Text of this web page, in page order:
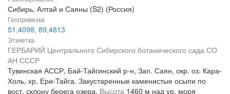
Сибирь, Алтай и Саяны (S2) (Россия)
Геопривязка
51,4098, 89,4813
Этикетка
ГЕРБАРИЙ Центрального Сибирского ботанического сада СО
АН СССР
Тувинская АССР, Бай-Тайгинский р-н, Зап. Саян, окр. оз. Кара-
Холь, хр. Ери-Тайга. Закустаренные каменистые осыпи по
вост. склону берега озера. Высота 1460 м над ур. моря